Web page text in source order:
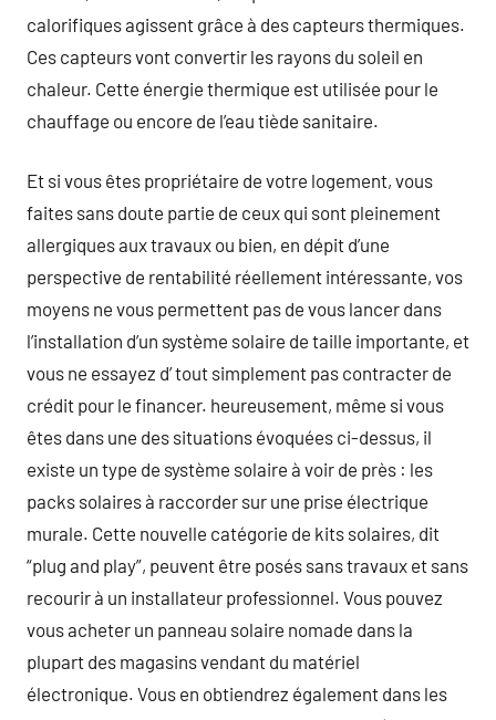
calorifiques agissent grâce à des capteurs thermiques.
Ces capteurs vont convertir les rayons du soleil en
chaleur. Cette énergie thermique est utilisée pour le
chauffage ou encore de l’eau tiède sanitaire.
Et si vous êtes propriétaire de votre logement, vous
faites sans doute partie de ceux qui sont pleinement
allergiques aux travaux ou bien, en dépit d’une
perspective de rentabilité réellement intéressante, vos
moyens ne vous permettent pas de vous lancer dans
l’installation d’un système solaire de taille importante, et
vous ne essayez d’ tout simplement pas contracter de
crédit pour le financer. heureusement, même si vous
êtes dans une des situations évoquées ci-dessus, il
existe un type de système solaire à voir de près : les
packs solaires à raccorder sur une prise électrique
murale. Cette nouvelle catégorie de kits solaires, dit
“plug and play”, peuvent être posés sans travaux et sans
recourir à un installateur professionnel. Vous pouvez
vous acheter un panneau solaire nomade dans la
plupart des magasins vendant du matériel
électronique. Vous en obtiendrez également dans les